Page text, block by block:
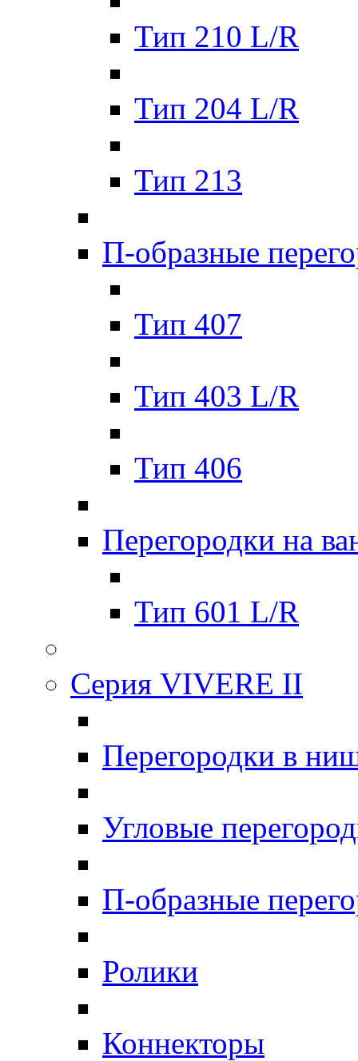
Тип 210 L/R
Тип 204 L/R
Тип 213
П-образные
Тип 407
Тип 403 L/R
Тип 406
Перегородки на
Тип 601 L/R
Серия VIVERE II
Перегородки в
Угловые
П-образные
Ролики
Коннекторы